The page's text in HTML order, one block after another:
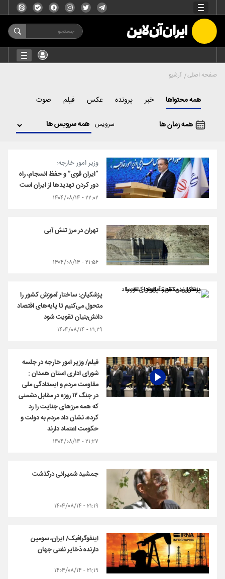
صفحه اصلی آرشیو
همه محتواها خبر پرونده عکس فیلم صوت
همه زمان ها سرویس
وزیر امور خارجه:
”ایران قوی” و حفظ انسجام، راه
دور کردن تهدیدها از ایران است
۲۲:۰۲ - ۱۴۰۴/۰۸/۱۴
تهران در مرز تنش آبی
۲۱:۵۶ - ۱۴۰۴/۰۸/۱۴
پزشکیان: ساختار آموزش کشور را
متحول می‌کنیم تا پایه‌های اقتصاد
دانش‌بنیان تقویت شود
۲۱:۲۹ - ۱۴۰۴/۰۸/۱۴
فیلم/ وزیر امور خارجه در جلسه
شورای اداری استان همدان :
مقاومت مردم و ایستادگی ملی
در جنگ ۱۲ روزه در مقابل دشمنی
که همه مرزهای جنایت را رد
کرده، نشان داد مردم به دولت و
حکومت اعتماد دارند
۲۱:۲۷ - ۱۴۰۴/۰۸/۱۴
جمشید شمیرانی درگذشت
۲۱:۱۹ - ۱۴۰۴/۰۸/۱۴
اینفوگرافیک/ ایران، سومین
دارنده ذخایر نفتی جهان
۲۱:۱۹ - ۱۴۰۴/۰۸/۱۴